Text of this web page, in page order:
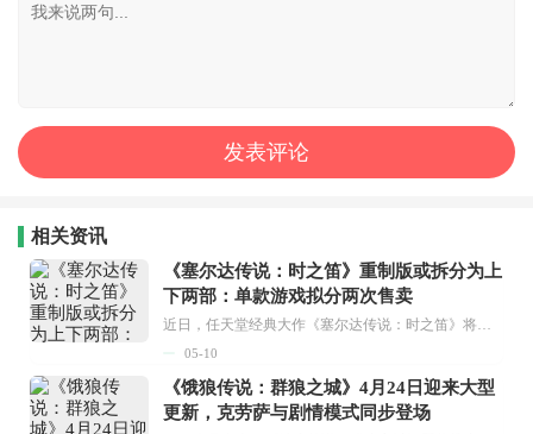
相关资讯
《塞尔达传说：时之笛》重制版或拆分为上
下两部：单款游戏拟分两次售卖
05-10
《饿狼传说：群狼之城》4月24日迎来大型
更新，克劳萨与剧情模式同步登场